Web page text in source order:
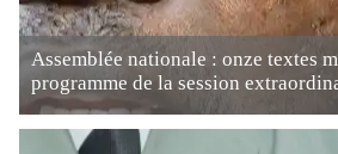
Assemblée nationale : onze textes
programme de la session